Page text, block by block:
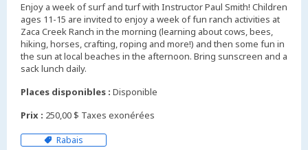
Enjoy a week of surf and turf with Instructor Paul Smith! Children
ages 11-15 are invited to enjoy a week of fun ranch activities at
Zaca Creek Ranch in the morning (learning about cows, bees,
hiking, horses, crafting, roping and more!) and then some fun in
the sun at local beaches in the afternoon. Bring sunscreen and a
sack lunch daily.
Places disponibles : Disponible
Prix : 250,00 $ Taxes exonérées
Rabais